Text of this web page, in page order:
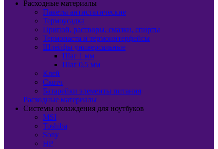
Расходные материалы
Пакеты антистатические
Термоусадка
Припой, растворы, смазки, спирты
Термопаста и термоинтерфейсы
Шлейфы универсальные
Шаг 1 мм
Шаг 0,5 мм
Клей
Скотч
Батарейки элементы питания
Расходные материалы
Системы охлаждения для ноутбуков
MSI
Toshiba
Sony
HP